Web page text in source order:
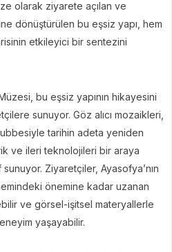
olarak ziyarete açılan ve
dönüştürülen bu eşsiz yapı, hem
etkileyici bir sentezini
bu eşsiz yapının hikayesini
sunuyor. Göz alıcı mozaikleri,
tarihin adeta yeniden
ve ileri teknolojileri bir araya
Ziyaretçiler, Ayasofya’nın
önemine kadar uzanan
ve görsel-işitsel materyallerle
yaşayabilir.